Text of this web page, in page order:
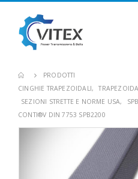
PRODOTTI
CINGHIE TRAPEZOIDALI,
SEZIONI STRETTE E NORME USA,
CONTI®V DIN 7753 SPB2200